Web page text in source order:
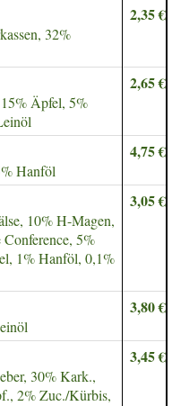
32%
2,35 €
Äpfel, 5%
2,65 €
Hanföl
4,75 €
10% H-Magen,
5%
1% Hanföl, 0,1%
3,05 €
3,80 €
30% Kark.,
2% Zuc./Kürbis,
3,45 €